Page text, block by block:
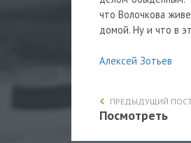
что Волочкова
домой. Ну и что в
Алексей Зотьев
ПРЕДЫДУЩИЙ
Посмотреть